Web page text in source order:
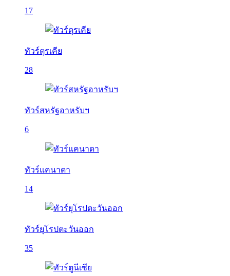
17
ทัวร์ตุรเคีย
28
ทัวร์สหรัฐอาหรับฯ
6
ทัวร์แคนาดา
14
ทัวร์ยุโรปตะวันออก
35